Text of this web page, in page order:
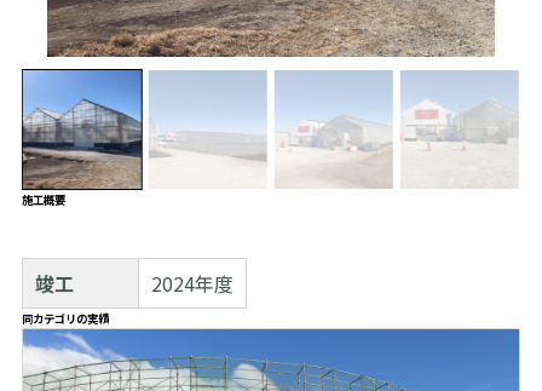
施工概要
竣工 2024年度
同カテゴリの実績